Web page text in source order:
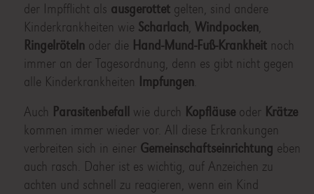
der Impfflicht als ausgerottetgelten, sind andere
Kinderkrankheiten wie Scharlach Windpocken
Ringelröteln oder die Hand-Mund-Fuß-Krankheitnoch
immer an der Tagesordnung, denn es gibt nicht gegen
alle Kinderkrankheiten
Impfungen
Auch Parasitenbefall wie durch Kopfläuseoder Krätze
kommen immer wieder vor. All diese Erkrankungen
verbreiten sich in einer Gemeinschaftseinrichtung eben
auch rasch. Daher ist es wichtig, auf Anzeichen zu
achten und schnell zu reagieren, wenn ein Kind